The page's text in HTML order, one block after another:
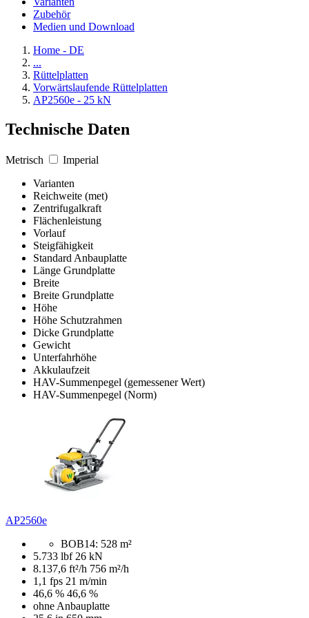
Zubehör
Medien und Download
Home - DE
...
Rüttelplatten
Vorwärtslaufende Rüttelplatten
AP2560e - 25 kN
Technische Daten
Metrisch
Imperial
Varianten
Reichweite (met)
Zentrifugalkraft
Flächenleistung
Vorlauf
Steigfähigkeit
Standard Anbauplatte
Länge Grundplatte
Breite
Breite Grundplatte
Höhe
Höhe Schutzrahmen
Dicke Grundplatte
Gewicht
Unterfahrhöhe
Akkulaufzeit
HAV-Summenpegel (gemessener Wert)
HAV-Summenpegel (Norm)
AP2560e
BOB14: 528 m²
5.733 lbf 26 kN
8.137,6 ft²/h 756 m²/h
1,1 fps 21 m/min
46,6 % 46,6 %
ohne Anbauplatte